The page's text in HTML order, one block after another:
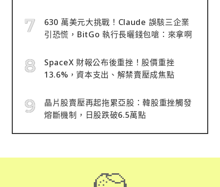
630 萬美元大挑戰！Claude 誤駭三企業
引恐慌，BitGo 執行長曬錢包嗆：來拿啊
SpaceX 財報公布後重挫！股價重挫
13.6%，資本支出、解禁賣壓成焦點
晶片股賣壓再起拖累亞股：韓股重挫觸發
熔斷機制，日股跌破6.5萬點